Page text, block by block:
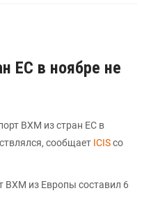
ЕС в ноябре не
ВХМ из стран ЕС в
сообщает ICISсо
ВХМ из Европы составил 6